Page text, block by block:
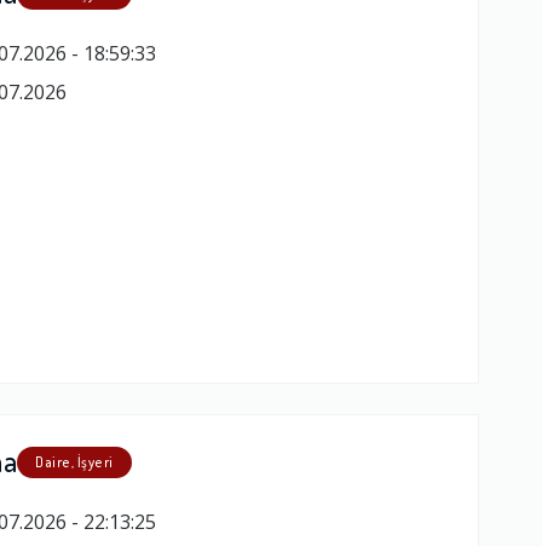
- 18:59:33
Daire, İşyeri
- 22:13:25